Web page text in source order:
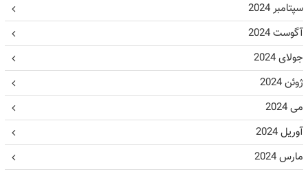
سپتامبر 2024
آگوست 2024
جولای 2024
ژوئن 2024
می 2024
آوریل 2024
مارس 2024